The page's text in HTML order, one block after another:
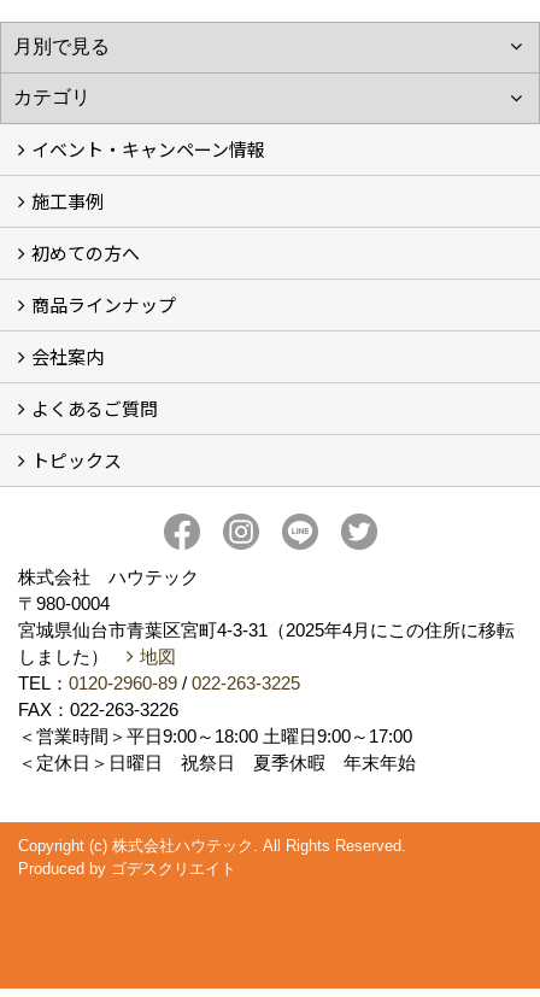
イベント・キャンペーン情報
イベント予告
イベント報告
キャンペーン
こどもみらい住宅支援事業
施工事例
フォトギャラリー
現場レポート
完工事例
お客様の声
初めての方へ
コンセプト
ハウテックが選ばれる訳
リフォームの流れ
ショールームについてのご案内
商品ラインナップ
キッチン (5)
バスルーム (4)
ランドリールーム（洗面所）
レストルーム（トイレ） (2)
FRS工法 (2)
会社案内
会社概要
アクセス
スタッフ紹介
スタッフブログ
プライバシーポリシー
よくあるご質問
お住いのリフォーム（水廻り） (10)
お住いのリフォーム（水廻り以外） (2)
その他 (6)
トピックス
ハウテックのかわら版【ハウテックNEWS】
私の推し！心底好きな住設機器
おうち時間のお悩みをリフォームで解決！
株式会社 ハウテック
〒980-0004
宮城県仙台市青葉区宮町4-3-31（2025年4月にこの住所に移転
しました）
地図
TEL： 0120-2960-89 / 022-263-3225
FAX：022-263-3226
＜営業時間＞平日9:00～18:00 土曜日9:00～17:00
＜定休日＞日曜日 祝祭日 夏季休暇 年末年始
Copyright (c) 株式会社ハウテック. All Rights Reserved.
Produced by ゴデスクリエイト